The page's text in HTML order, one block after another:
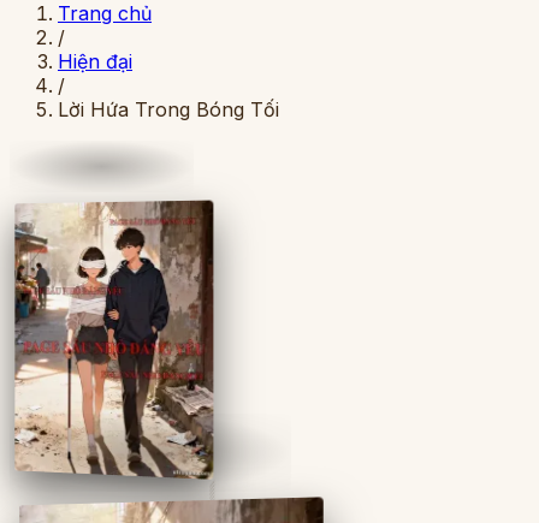
Trang chủ
/
Hiện đại
/
Lời Hứa Trong Bóng Tối